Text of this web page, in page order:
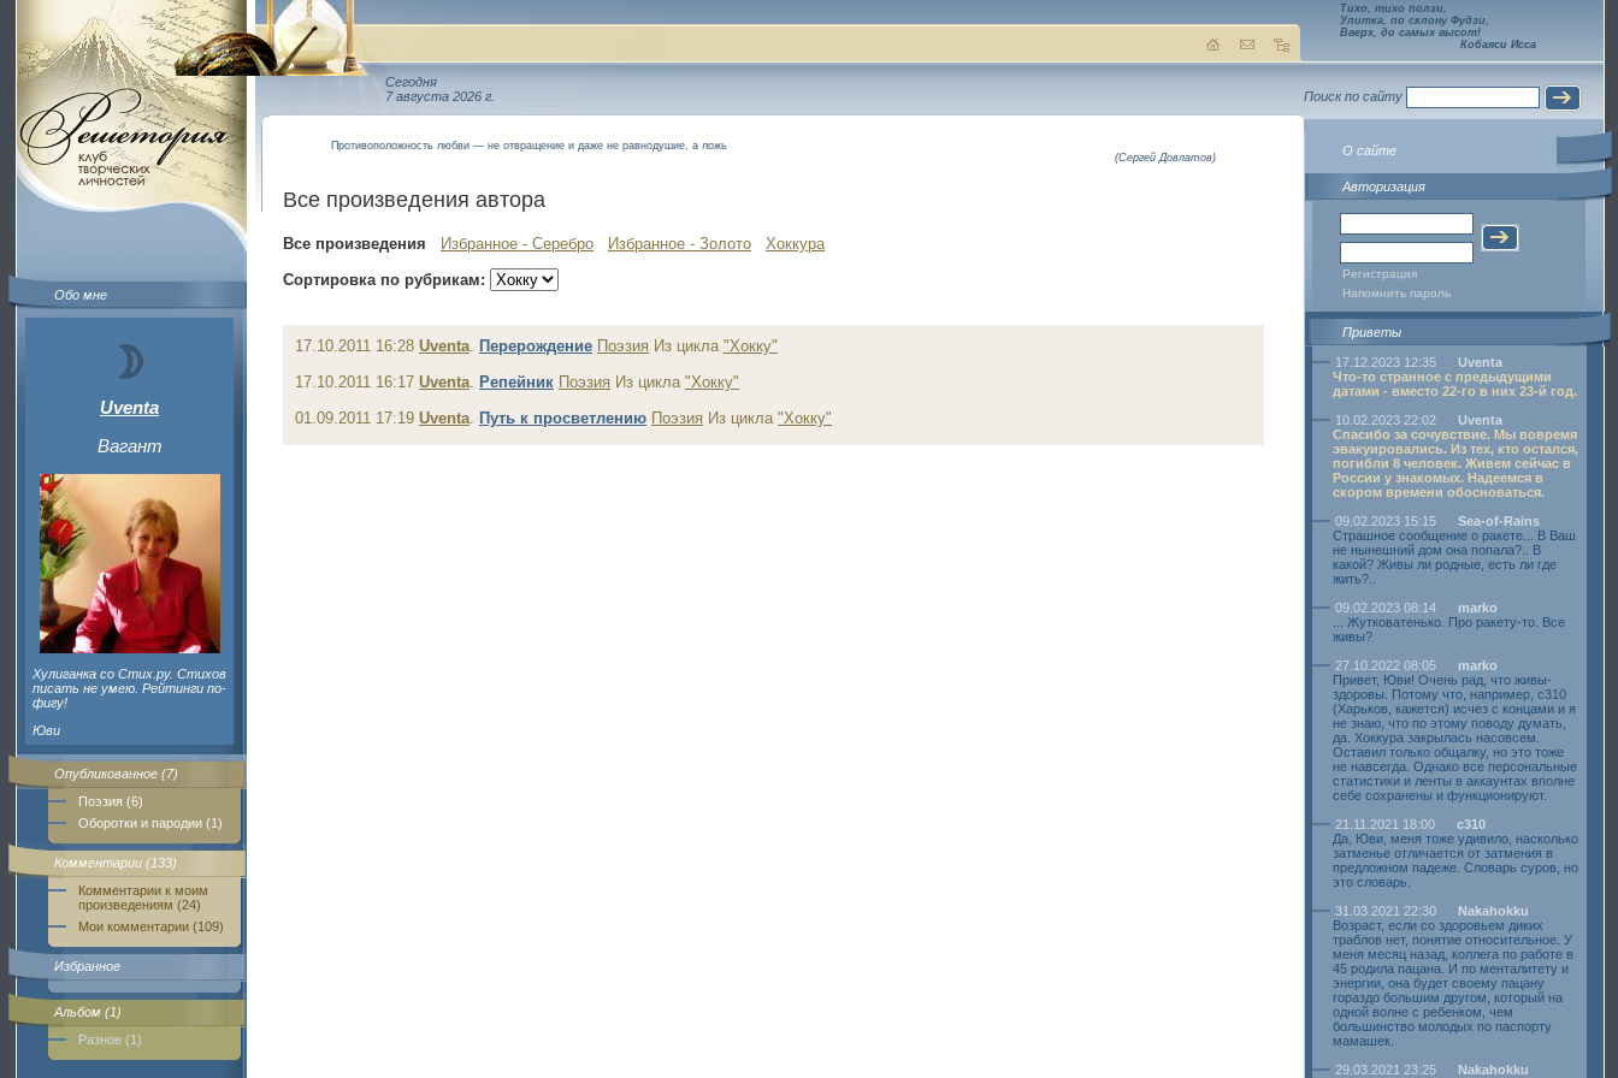
Обо мне
Uventa
Вагант
Хулиганка со Стих.ру. Стихов
писать не умею. Рейтинги по-
фигу!
Юви
Опубликованное (7)
Поэзия (6)
Оборотки и пародии (1)
Комментарии (133)
Комментарии к моим
произведениям (24)
Мои комментарии (109)
Избранное
Альбом (1)
Разное (1)
Сегодня
7 августа 2026 г.
Противоположность любви — не отвращение и даже не равнодушие, а ложь
(Сергей Довлатов)
Все произведения автора
Все произведения Избранное - Серебро Избранное - Золото
Хоккура
Сортировка по рубрикам:
17.10.2011 16:28 Uventa. Перерождение Поэзия Из цикла "Хокку"
17.10.2011 16:17 Uventa. Репейник Поэзия Из цикла "Хокку"
01.09.2011 17:19 Uventa. Путь к просветлению Поэзия Из цикла "Хокку"
Тихо, тихо ползи,
Улитка, по склону Фудзи,
Вверх, до самых высот!
Кобаяси Исса
Поиск по сайту
О сайте
Авторизация
Регистрация
Напомнить пароль
Приветы
17.12.2023 12:35
Uventa
Что-то странное с предыдущими
датами - вместо 22-го в них 23-й год.
10.02.2023 22:02
Uventa
Спасибо за сочувствие. Мы вовремя
эвакуировались. Из тех, кто остался,
погибли 8 человек. Живем сейчас в
России у знакомых. Надеемся в
скором времени обосноваться.
09.02.2023 15:15
Sea-of-Rains
Страшное сообщение о ракете... В Ваш
не нынешний дом она попала?.. В
какой? Живы ли родные, есть ли где
жить?..
09.02.2023 08:14
marko
... Жутковатенько. Про ракету-то. Все
живы?
27.10.2022 08:05
marko
Привет, Юви! Очень рад, что живы-
здоровы. Потому что, например, с310
(Харьков, кажется) исчез с концами и я
не знаю, что по этому поводу думать,
да. Хоккура закрылась насовсем.
Оставил только общалку, но это тоже
не навсегда. Однако все персональные
статистики и ленты в аккаунтах вполне
себе сохранены и функционируют.
21.11.2021 18:00
c310
Да, Юви, меня тоже удивило, насколько
затменье отличается от затмения в
предложном падеже. Словарь суров, но
это словарь.
31.03.2021 22:30
Nakahokku
Возраст, если со здоровьем диких
траблов нет, понятие относительное. У
меня месяц назад, коллега по работе в
45 родила пацана. И по менталитету и
энергии, она будет своему пацану
гораздо большим другом, который на
одной волне с ребенком, чем
большинство молодых по паспорту
мамашек.
29.03.2021 23:25
Nakahokku